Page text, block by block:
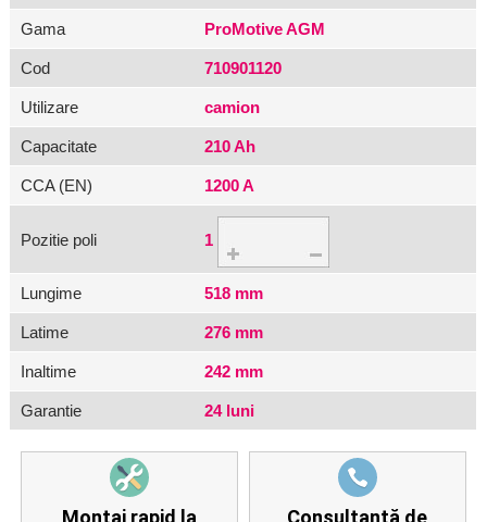
Gama ProMotive AGM
Cod 710901120
Utilizare camion
Capacitate 210 Ah
CCA (EN) 1200 A
Pozitie poli 1
Lungime 518 mm
Latime 276 mm
Inaltime 242 mm
Garantie 24 luni
Montaj rapid la Consultanță de